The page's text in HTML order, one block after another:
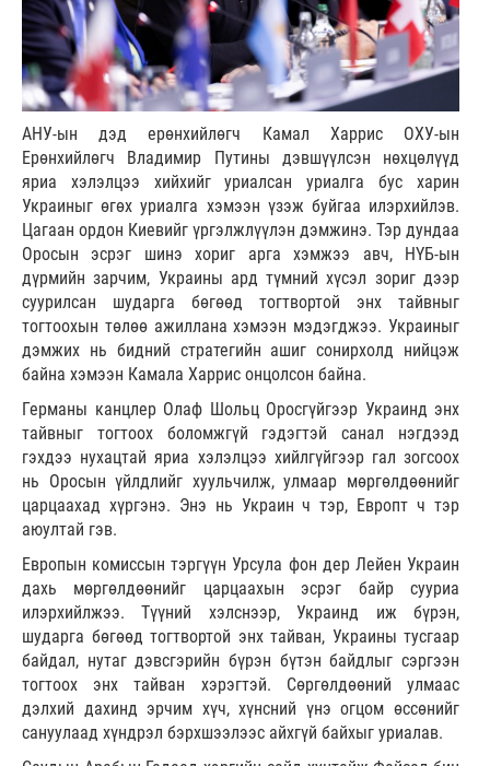
АНУ-ын дэд ерөнхийлөгч Камал Харрис ОХУ-ын
Ерөнхийлөгч Владимир Путины дэвшүүлсэн нөхцөлүүд
яриа хэлэлцээ хийхийг уриалсан уриалга бус харин
Украиныг өгөх уриалга хэмээн үзэж буйгаа илэрхийлэв.
Цагаан ордон Киевийг үргэлжлүүлэн дэмжинэ. Тэр дундаа
Оросын эсрэг шинэ хориг арга хэмжээ авч, НҮБ-ын
дүрмийн зарчим, Украины ард түмний хүсэл зориг дээр
суурилсан шударга бөгөөд тогтвортой энх тайвныг
тогтоохын төлөө ажиллана хэмээн мэдэгджээ. Украиныг
дэмжих нь бидний стратегийн ашиг сонирхолд нийцэж
байна хэмээн Камала Харрис онцолсон байна.
Германы канцлер Олаф Шольц Оросгүйгээр Украинд энх
тайвныг тогтоох боломжгүй гэдэгтэй санал нэгдээд
гэхдээ нухацтай яриа хэлэлцээ хийлгүйгээр гал зогсоох
нь Оросын үйлдлийг хуульчилж, улмаар мөргөлдөөнийг
царцаахад хүргэнэ. Энэ нь Украин ч тэр, Европт ч тэр
аюултай гэв.
Европын комиссын тэргүүн Урсула фон дер Лейен Украин
дахь мөргөлдөөнийг царцаахын эсрэг байр сууриа
илэрхийлжээ. Түүний хэлснээр, Украинд иж бүрэн,
шударга бөгөөд тогтвортой энх тайван, Украины тусгаар
байдал, нутаг дэвсгэрийн бүрэн бүтэн байдлыг сэргээн
тогтоох энх тайван хэрэгтэй. Сөргөлдөөний улмаас
дэлхий дахинд эрчим хүч, хүнсний үнэ огцом өссөнийг
сануулаад хүндрэл бэрхшээлээс айхгүй байхыг уриалав.